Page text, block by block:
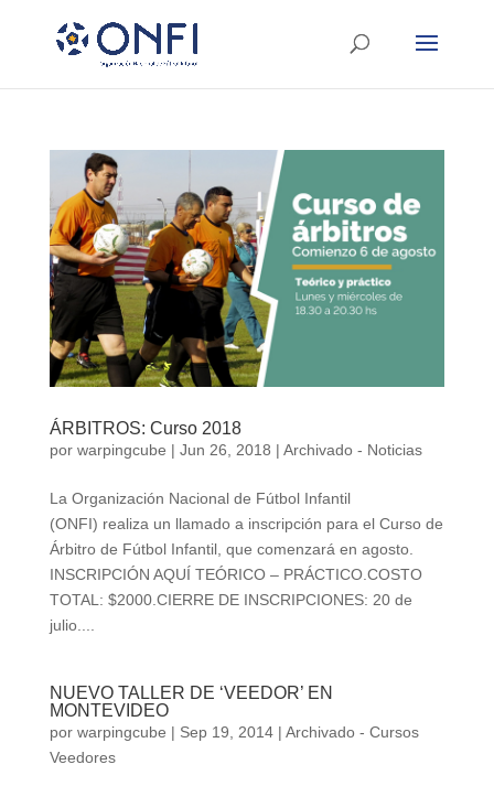
ÁRBITROS: Curso 2018
por warpingcube | Jun 26, 2018 | Archivado - Noticias
La Organización Nacional de Fútbol Infantil
(ONFI) realiza un llamado a inscripción para el Curso de
Árbitro de Fútbol Infantil, que comenzará en agosto.
INSCRIPCIÓN AQUÍ TEÓRICO – PRÁCTICO.COSTO
TOTAL: $2000.CIERRE DE INSCRIPCIONES: 20 de
julio....
NUEVO TALLER DE ‘VEEDOR’ EN
MONTEVIDEO
por warpingcube | Sep 19, 2014| Archivado - Cursos
Veedores